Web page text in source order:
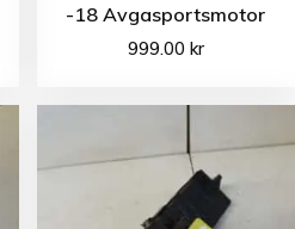
-18 Avgasportsmotor
999.00 kr